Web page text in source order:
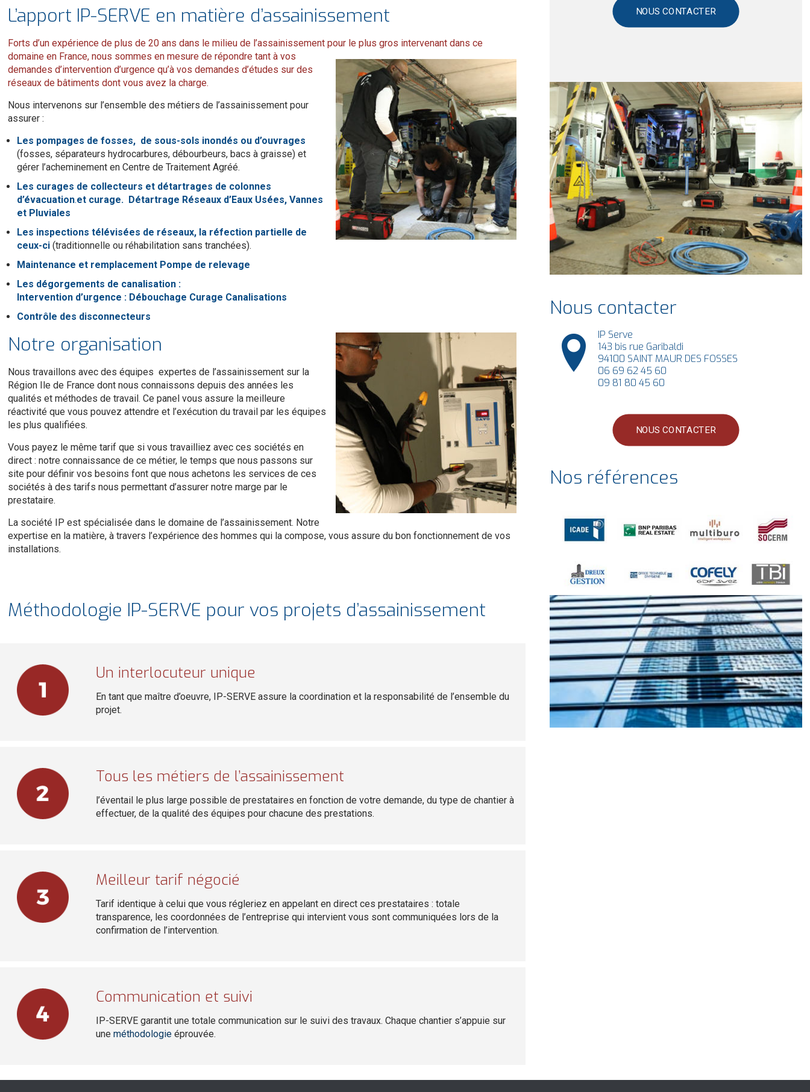
L’apport IP-SERVE en matière d’assainissement
Forts d’un expérience de plus de 20 ans dans le milieu de l’assainissement pour le plusgros intervenant dans ce
domaine en France, nous sommes en mesure de répondre tant à vos
demandes d’intervention d’urgence qu’à vos demandes d’études sur des
réseaux de bâtiments dont vous avez la charge.
Nous intervenons sur l’ensemble des métiers de l’assainissement pour
assurer :
Les pompages de fosses, de sous-sols inondés ou d’ouvrages
(fosses, séparateurs hydrocarbures, débourbeurs, bacs à graisse) et
gérer l’acheminement en Centre de Traitement Agréé.
Les curages de collecteurs et détartrages de colonnes
d’évacuation.et curage. Détartrage Réseaux d’Eaux Usées, Vannes
et Pluviales
Les inspections télévisées de réseaux, la réfection partielle de
ceux-ci (traditionnelle ou réhabilitation sans tranchées).
Maintenance et remplacement Pompe de relevage
Les dégorgements de canalisation :
Intervention d’urgence : Débouchage Curage Canalisations
Contrôle des disconnecteurs
Notre organisation
Nous travaillons avec des équipes expertes de l’assainissement sur la
Région Ile de France dont nous connaissons depuis des années les
qualités et méthodes de travail. Ce panel vous assure la meilleure
réactivité que vous pouvez attendre et l’exécution du travail par les équipes
les plus qualifiées.
Vous payez le même tarif que si vous travailliez avec ces sociétés en
direct : notre connaissance de ce métier, le temps que nous passons sur
site pour définir vos besoins font que nous achetons les services de ces
sociétés à des tarifs nous permettant d’assurer notre marge par le
prestataire.
La société IP est spécialisée dans le domaine de l’assainissement. Notre
expertise en la matière, à travers l’expérience des hommes qui la compose, vous assure du bon fonctionnement de vos
installations.
Méthodologie IP-SERVE pour vos projets d’assainissement
Un interlocuteur unique
En tant que maître d’oeuvre, IP-SERVE assure la coordination et la responsabilité de l’ensemble du
projet.
Tous les métiers de l’assainissement
l’éventail le plus large possible de prestataires en fonction de votre demande, du type de chantier à
effectuer, de la qualité des équipes pour chacune des prestations.
Meilleur tarif négocié
Tarif identique à celui que vous régleriez en appelant en direct ces prestataires : totale
transparence, les coordonnées de l’entreprise qui intervient vous sont communiquées lors de la
confirmation de l’intervention.
Communication et suivi
IP-SERVE garantit une totale communication sur le suivi des travaux. Chaque chantier s’appuie sur
une méthodologieéprouvée.
NOUS CONTACTER
Nous contacter
IP Serve
143 bis rue Garibaldi
94100 SAINT MAUR DES FOSSES
06 69 62 45 60
09 81 80 45 60
NOUS CONTACTER
Nos références